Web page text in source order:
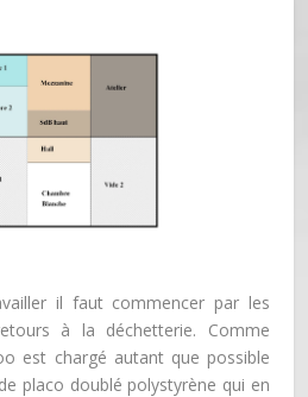
il faut commencer par les
à la déchetterie. Comme
est chargé autant que possible
placo doublé polystyrène qui en